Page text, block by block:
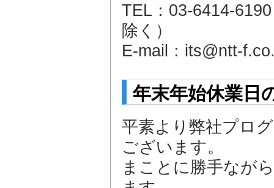
TEL：03-6414-
除く）
E-mail：its@ntt-
年末年始休業日
平素より弊社プロ
ございます。
まことに勝手なが